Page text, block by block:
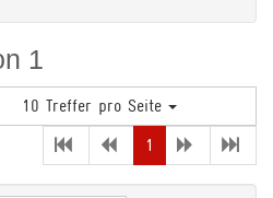
1
10 Treffer pro Seite
1
(current)